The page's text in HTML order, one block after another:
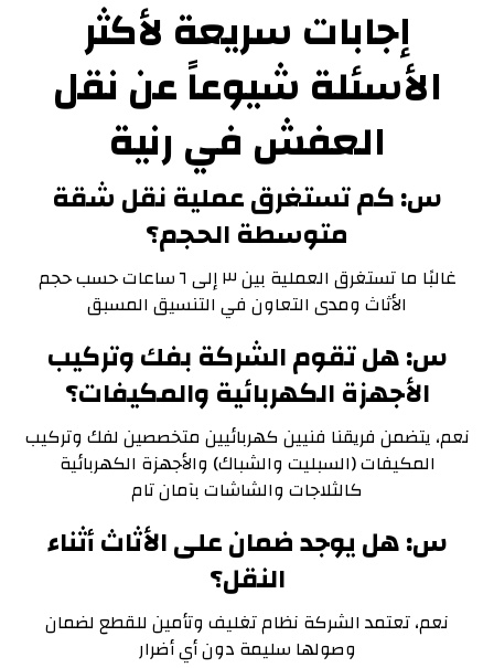
إجابات سريعة لأكثر
الأسئلة شيوعاً عن نقل
العفش في رنية
س: كم تستغرق عملية نقل شقة
متوسطة الحجم؟
غالبًا ما تستغرق العملية بين ٣ إلى ٦ ساعات حسب حجم
الأثاث ومدى التعاون في التنسيق المسبق
س: هل تقوم الشركة بفك وتركيب
الأجهزة الكهربائية والمكيفات؟
نعم، يتضمن فريقنا فنيين كهربائيين متخصصين لفك وتركيب
المكيفات (السبليت والشباك) والأجهزة الكهربائية
كالثلاجات والشاشات بآمان تام
س: هل يوجد ضمان على الأثاث أثناء
النقل؟
نعم، تعتمد الشركة نظام تغليف وتأمين للقطع لضمان
وصولها سليمة دون أي أضرار